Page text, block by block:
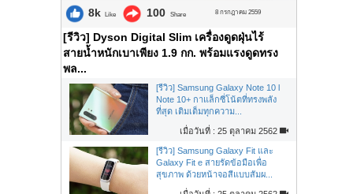
8k Like 100 Share 8 กรกฎาคม 2559
[รีวิว] Dyson Digital Slim เครื่องดูดฝุ่นไร้
สายน้ำหนักเบาเพียง 1.9 กก. พร้อมแรงดูดทรง
พล...
[รีวิว] Samsung Galaxy Note 10 l
Note 10+ กาแล็กซี่โน้ตที่ทรงพลัง
ที่สุด เติมเต็มทุกความ...
เมื่อวันที่ : 25 ตุลาคม 2562
[รีวิว] Samsung Galaxy Fit และ
Galaxy Fit e สายรัดข้อมือเพื่อ
สุขภาพ ด้วยหน้าจอสีแบบสัมผ...